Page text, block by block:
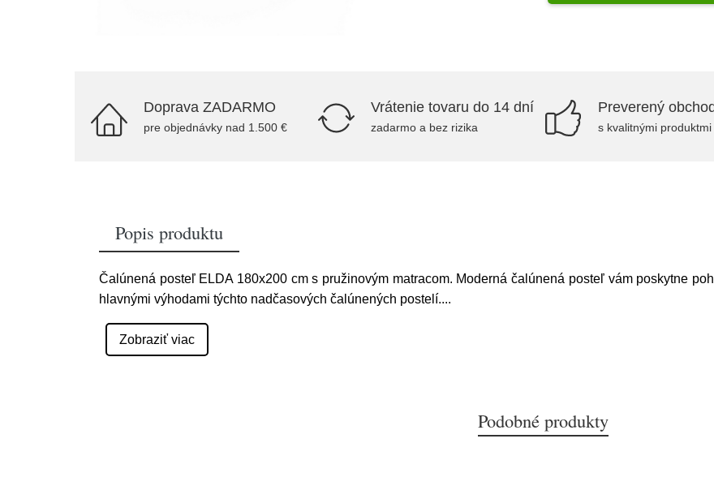
Doprava ZADARMO
pre objednávky nad 1.500 €
Vrátenie tovaru do 14 dní
zadarmo a bez rizika
Preverený obchod
s kvalitnými produktmi
Popis produktu
Čalúnená posteľ ELDA 180x200 cm s pružinovým matracom. Moderná čalúnená posteľ vám poskytne
hlavnými výhodami týchto nadčasových čalúnených postelí....
Zobraziť viac
Podobné produkty